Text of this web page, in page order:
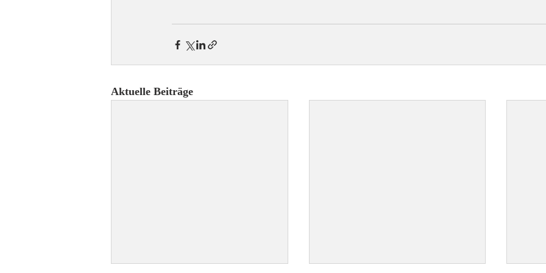
Aktuelle Beiträge